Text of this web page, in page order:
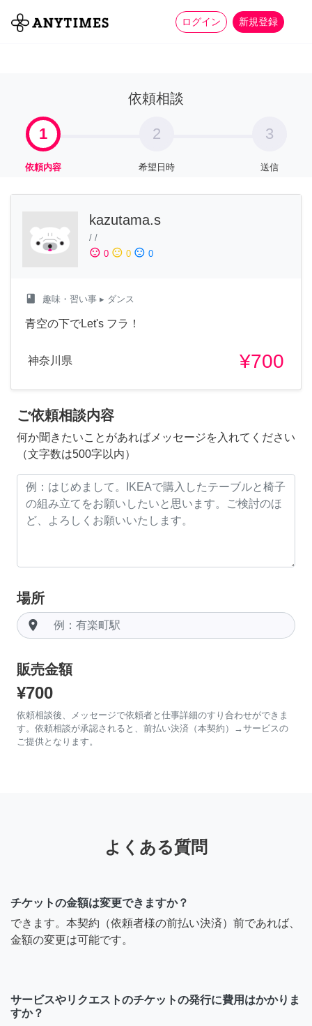
ログイン 新規登録
全て 家事 more_horiz
依頼相談
1
依頼内容
2
希望日時
3
送信
kazutama.s
/ /
sentiment_satisfied 0 sentiment_neutral 0 sentiment_dissatisfied 0
class 趣味・習い事 ▸ ダンス
青空の下でLet's フラ！
神奈川県 ¥700
ご依頼相談内容
何か聞きたいことがあればメッセージを入れてください
（文字数は500字以内）
場所
room
販売金額
¥700
依頼相談後、メッセージで依頼者と仕事詳細のすり合わせができま
す。依頼相談が承認されると、前払い決済（本契約）→サービスの
ご提供となります。
よくある質問
チケットの金額は変更できますか？
できます。本契約（依頼者様の前払い決済）前であれば、
金額の変更は可能です。
サービスやリクエストのチケットの発行に費用はかかりま
すか？